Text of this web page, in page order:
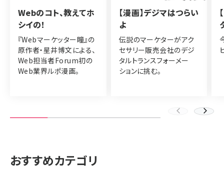
Webのコト、教えてホ
シイの！
『Webマーケッター瞳』の
原作者・星井博文による、
Web担当者Forum初の
Web業界ルポ漫画。
【漫画】デジマはつらい
よ
伝説のマーケターがアク
セサリー販売会社のデジ
タルトランスフォーメー
ションに挑む。